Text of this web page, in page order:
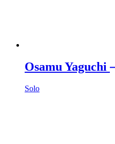
Osamu Yaguchi
Solo